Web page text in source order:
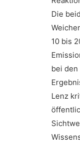
Die
10 bis
bei
Lenz